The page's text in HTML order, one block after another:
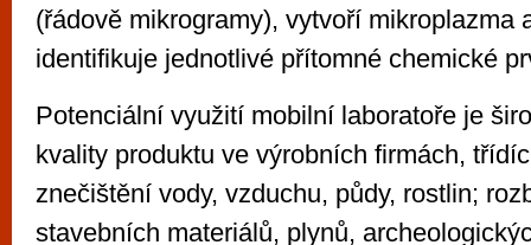
(řádově mikrogramy), vytvoří mikroplazma
identifikuje jednotlivé přítomné chemické
Potenciální využití mobilní laboratoře je
kvality produktu ve výrobních firmách,
znečištění vody, vzduchu, půdy, rostlin;
stavebních materiálů, plynů,